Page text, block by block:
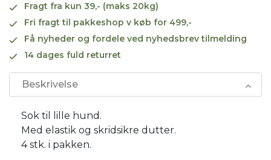
Fragt fra kun 39,- (maks 20kg)
Fri fragt til pakkeshop v køb for 499,-
Få nyheder og fordele ved nyhedsbrev tilmelding
14 dages fuld returret
Beskrivelse
Sok til lille hund.
Med elastik og skridsikre dutter.
4 stk. i pakken.